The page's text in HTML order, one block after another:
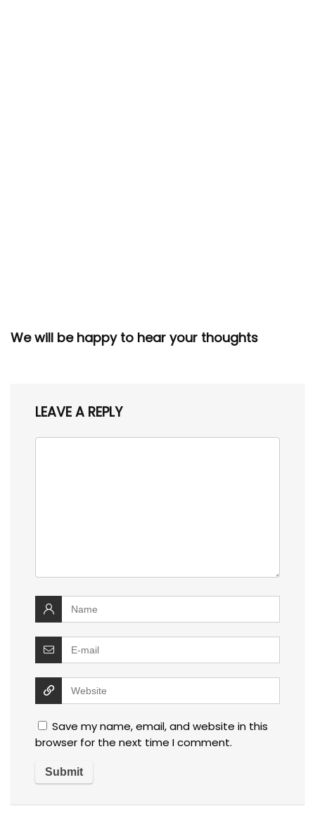
We will be happy to hear your thoughts
LEAVE A REPLY
Save my name, email, and website in this
browser for the next time I comment.